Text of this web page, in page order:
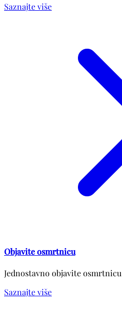
Saznajte više
Objavite osmrtnicu
Jednostavno objavite
Saznajte više